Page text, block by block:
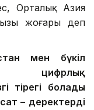
Орталық Азия
жоғары деп
мен бүкіл
цифрлық
тірегі болады
– деректерді